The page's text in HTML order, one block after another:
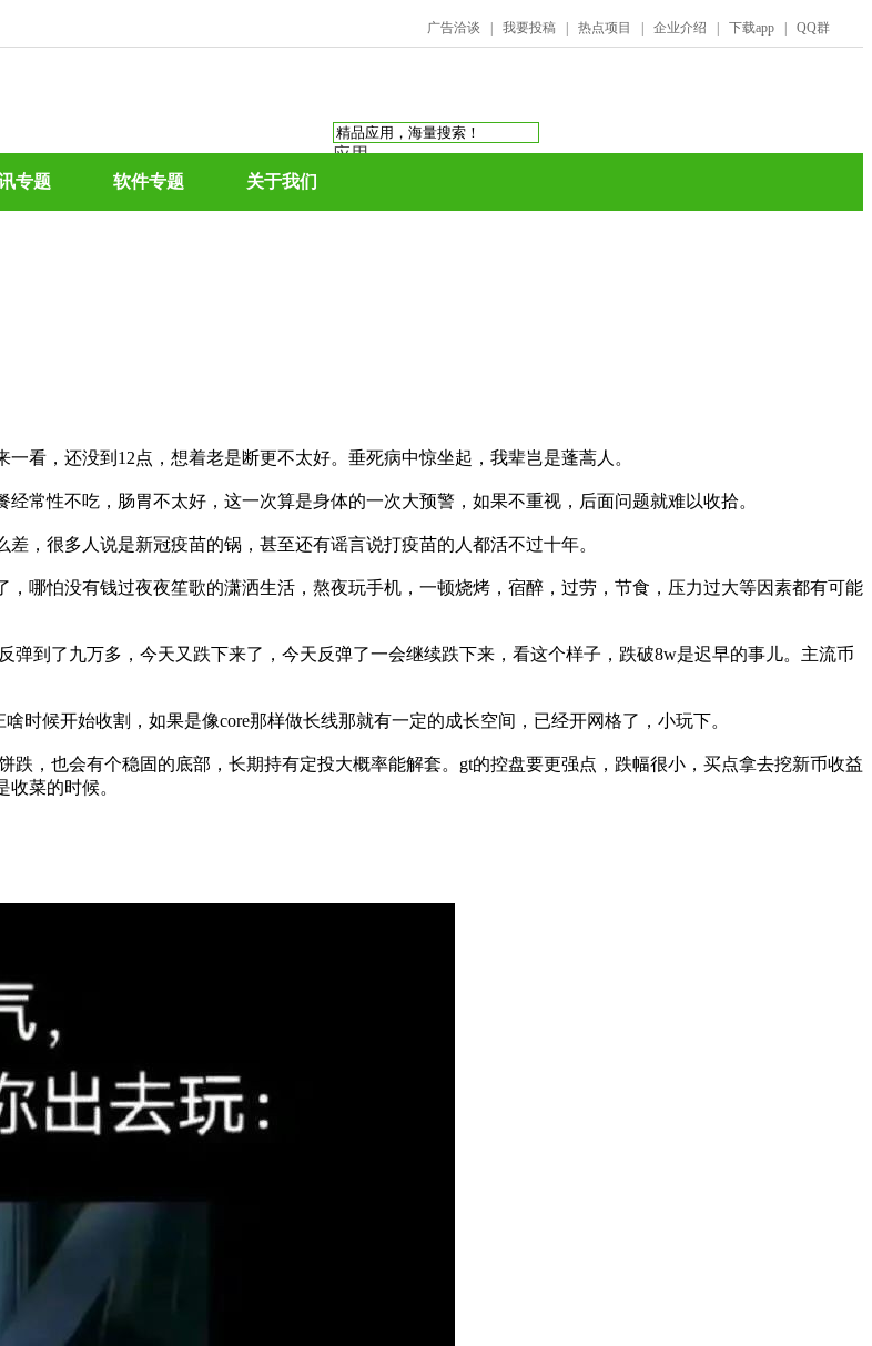
广告洽谈 我要投稿 热点项目 企业介绍 下载app QQ群
应用
专题 软件专题 关于我们
看，还没到12点，想着老是断更不太好。垂死病中惊坐起，我辈岂是蓬蒿人。
常性不吃，肠胃不太好，这一次算是身体的一次大预警，如果不重视，后面问题就难以收拾。
，很多人说是新冠疫苗的锅，甚至还有谣言说打疫苗的人都活不过十年。
哪怕没有钱过夜夜笙歌的潇洒生活，熬夜玩手机，一顿烧烤，宿醉，过劳，节食，压力过大等因素都有可能
到了九万多，今天又跌下来了，今天反弹了一会继续跌下来，看这个样子，跌破8w是迟早的事儿。主流币
候开始收割，如果是像core那样做长线那就有一定的成长空间，已经开网格了，小玩下。
，也会有个稳固的底部，长期持有定投大概率能解套。gt的控盘要更强点，跌幅很小，买点拿去挖新币收益
菜的时候。